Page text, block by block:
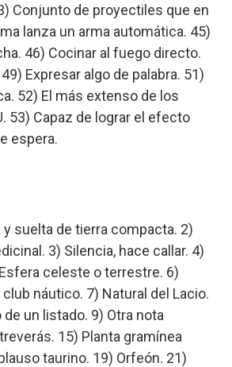
Conjunto de proyectiles que en
lanza un arma automática. 45)
46) Cocinar al fuego directo.
Expresar algo de palabra. 51)
52) El más extenso de los
53) Capaz de lograr el efecto
espera.
y suelta de tierra compacta. 2)
3) Silencia, hace callar. 4)
celeste o terrestre. 6)
náutico. 7) Natural del Lacio.
un listado. 9) Otra nota
15) Planta gramínea
taurino. 19) Orfeón. 21)